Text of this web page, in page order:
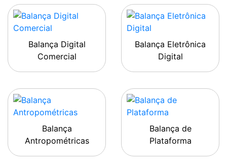
Balança Digital
Comercial
Balança Eletrônica
Digital
Balança
Antropométricas
Balança de
Plataforma